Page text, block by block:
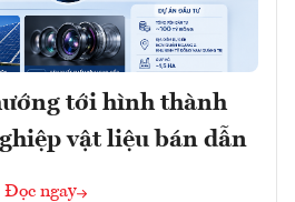
tới hình thành
vật liệu bán dẫn
Đọc ngay